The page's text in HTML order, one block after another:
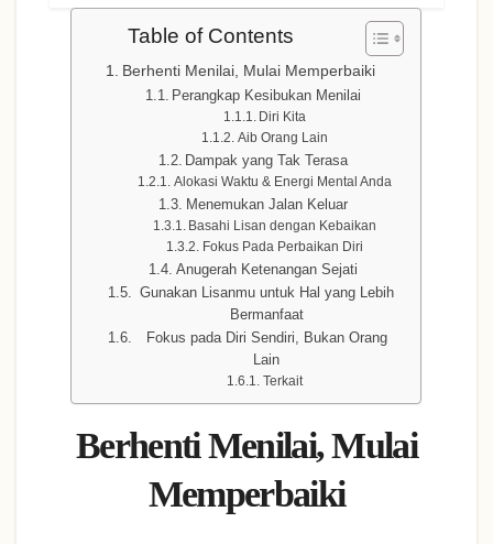
Table of Contents
Berhenti Menilai, Mulai Memperbaiki
Perangkap Kesibukan Menilai
Diri Kita
Aib Orang Lain
Dampak yang Tak Terasa
Alokasi Waktu & Energi Mental Anda
Menemukan Jalan Keluar
Basahi Lisan dengan Kebaikan
Fokus Pada Perbaikan Diri
Anugerah Ketenangan Sejati
Gunakan Lisanmu untuk Hal yang Lebih
Bermanfaat
Fokus pada Diri Sendiri, Bukan Orang
Lain
Terkait
Berhenti Menilai, Mulai
Memperbaiki